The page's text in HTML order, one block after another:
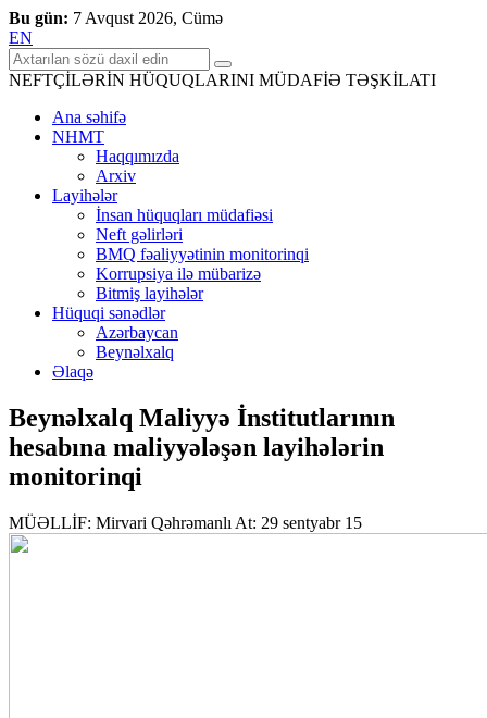
Bu gün: 7 Avqust 2026, Cümə
EN
NEFTÇİLƏRİN HÜQUQLARINI MÜDAFİƏ TƏŞKİLATI
Ana səhifə
NHMT
Haqqımızda
Arxiv
Layihələr
İnsan hüquqları müdafiəsi
Neft gəlirləri
BMQ fəaliyyətinin monitorinqi
Korrupsiya ilə mübarizə
Bitmiş layihələr
Hüquqi sənədlər
Azərbaycan
Beynəlxalq
Əlaqə
Beynəlxalq Maliyyə İnstitutlarının
hesabına maliyyələşən layihələrin
monitorinqi
MÜƏLLİF: Mirvari Qəhrəmanlı At: 29 sentyabr 15